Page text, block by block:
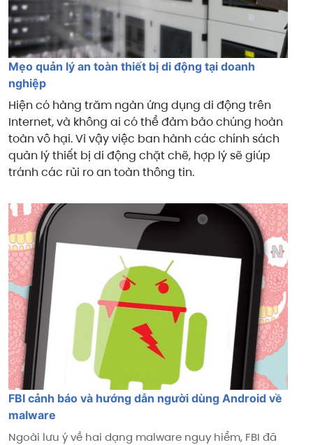
Mẹo quản lý an toàn thiết bị di động tại doanh
nghiệp
Hiện có hàng trăm ngàn ứng dụng di động trên
Internet, và không ai có thể đảm bảo chúng hoàn
toàn vô hại. Vì vậy việc ban hành các chính sách
quản lý thiết bị di động chặt chẽ, hợp lý sẽ giúp
tránh các rủi ro an toàn thông tin.
FBI cảnh báo và hướng dẫn người dùng Android về
malware
Ngoài lưu ý về hai dạng malware nguy hiểm, FBI đã